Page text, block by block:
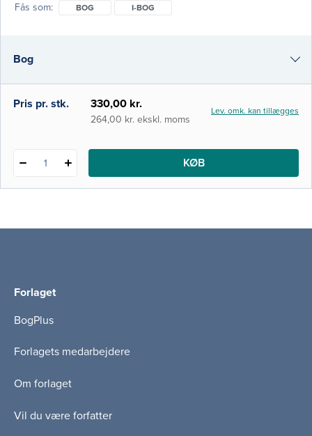
hvordan disse kan bruges i praksis i analyser
sundhedsprofessionelle. Bogen b
Fås som BOG I-BOG
Bog
i-bog
Pris pr. stk. 330,00 kr.
264,00 kr. ekskl. moms
Lev. omk. kan tillægges
1 KØB
Forlaget
BogPlus
Forlagets medarbejdere
Om forlaget
Vil du være forfatter